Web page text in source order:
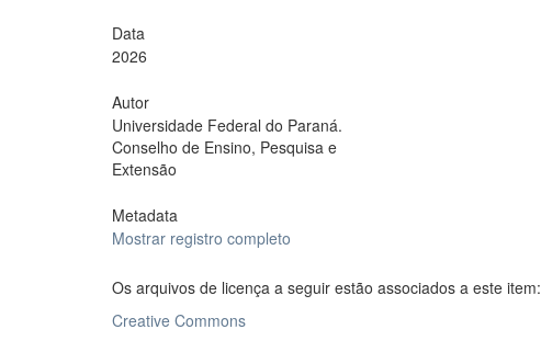
Data
2026
Autor
Universidade Federal do Paraná.
Conselho de Ensino, Pesquisa e
Extensão
Metadata
Mostrar registro completo
Os arquivos de licença a seguir estão associados a este item:
Creative Commons